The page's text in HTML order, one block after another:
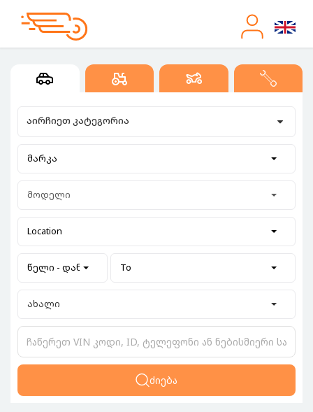
აირჩიეთ კატეგორია
მარკა
მოდელი
Location
წელი - დან To
ახალი
ძიება